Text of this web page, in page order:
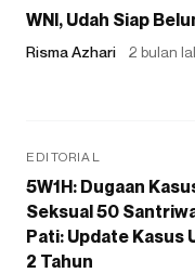
WNI, Udah Siap
Risma Azhari 2 bulan
EDITORIAL
5W1H: Dugaan
Seksual 50
Pati: Update Kasus
2 Tahun